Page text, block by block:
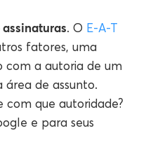
. O E-A-T
fatores, uma
com a autoria de um
área de assunto.
com que autoridade?
e para seus